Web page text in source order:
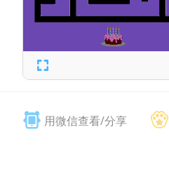
用微信查看/分享